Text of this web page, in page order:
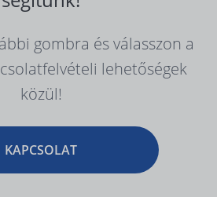
gombra és válasszon a
lehetőségek
közül!
KAPCSOLAT